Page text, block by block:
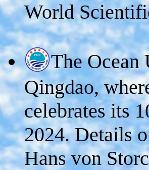
World
The
Qingdao,
celebrates its
2024. Details
Hans von